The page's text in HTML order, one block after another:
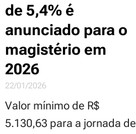
de 5,4% é
anunciado para o
magistério em
2026
22/01/2026
Valor mínimo de R$
5.130,63 para a jornada de